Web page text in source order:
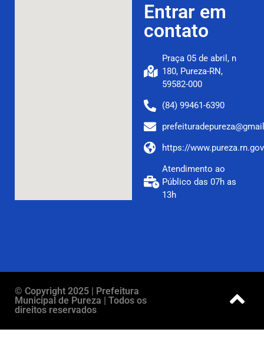
Entrar em
contato
Praça 05 de abril, n
180, Pureza-RN,
59582-000
(84) 99461-6390
https://
Atendimento ao
Público das 07h as
13h
© Copyright 2025 | Prefeitura
Municipal de Pureza | Todos os
direitos reservados